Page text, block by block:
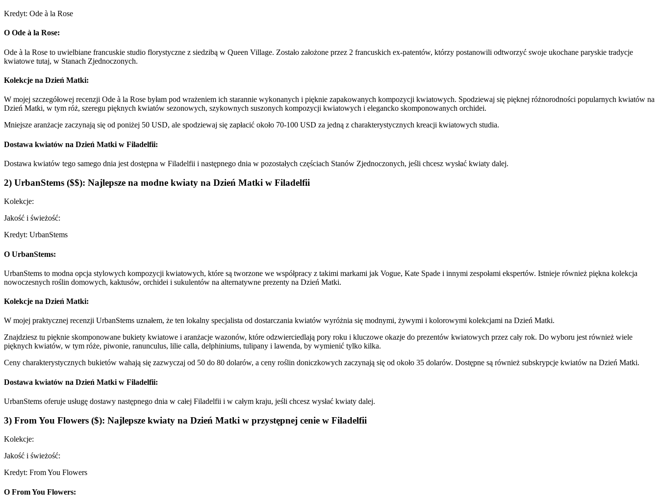
Kredyt: Ode à la Rose
O Ode à la Rose:
Ode à la Rose to uwielbiane francuskie studio florystyczne z siedzibą w Queen Village. Zostało założone przez 2 francuskich ex-patentów, którzy postanowili odtworzyć swoje ukochane paryskie tradycje
kwiatowe tutaj, w Stanach Zjednoczonych.
Kolekcje na Dzień Matki:
W mojej szczegółowej recenzji Ode à la Rose byłam pod wrażeniem ich starannie wykonanych i pięknie zapakowanych kompozycji kwiatowych. Spodziewaj się pięknej różnorodności popularnych kwiatów na
Dzień Matki, w tym róż, szeregu pięknych kwiatów sezonowych, szykownych suszonych kompozycji kwiatowych i elegancko skomponowanych orchidei.
Mniejsze aranżacje zaczynają się od poniżej 50 USD, ale spodziewaj się zapłacić około 70-100 USD za jedną z charakterystycznych kreacji kwiatowych studia.
Dostawa kwiatów na Dzień Matki w Filadelfii:
Dostawa kwiatów tego samego dnia jest dostępna w Filadelfii i następnego dnia w pozostałych częściach Stanów Zjednoczonych, jeśli chcesz wysłać kwiaty dalej.
2) UrbanStems ($$): Najlepsze na modne kwiaty na Dzień Matki w Filadelfii
Kolekcje:
Jakość i świeżość:
Kredyt: UrbanStems
O UrbanStems:
UrbanStems to modna opcja stylowych kompozycji kwiatowych, które są tworzone we współpracy z takimi markami jak Vogue, Kate Spade i innymi zespołami ekspertów. Istnieje również piękna kolekcja
nowoczesnych roślin domowych, kaktusów, orchidei i sukulentów na alternatywne prezenty na Dzień Matki.
Kolekcje na Dzień Matki:
W mojej praktycznej recenzji UrbanStems uznałem, że ten lokalny specjalista od dostarczania kwiatów wyróżnia się modnymi, żywymi i kolorowymi kolekcjami na Dzień Matki.
Znajdziesz tu pięknie skomponowane bukiety kwiatowe i aranżacje wazonów, które odzwierciedlają pory roku i kluczowe okazje do prezentów kwiatowych przez cały rok. Do wyboru jest również wiele
pięknych kwiatów, w tym róże, piwonie, ranunculus, lilie calla, delphiniums, tulipany i lawenda, by wymienić tylko kilka.
Ceny charakterystycznych bukietów wahają się zazwyczaj od 50 do 80 dolarów, a ceny roślin doniczkowych zaczynają się od około 35 dolarów. Dostępne są również subskrypcje kwiatów na Dzień Matki.
Dostawa kwiatów na Dzień Matki w Filadelfii:
UrbanStems oferuje usługę dostawy następnego dnia w całej Filadelfii i w całym kraju, jeśli chcesz wysłać kwiaty dalej.
3) From You Flowers ($): Najlepsze kwiaty na Dzień Matki w przystępnej cenie w Filadelfii
Kolekcje:
Jakość i świeżość:
Kredyt: From You Flowers
O From You Flowers: